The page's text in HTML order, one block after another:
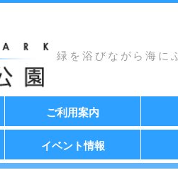
緑を浴びながら海に
ご利用案内
イベント情報